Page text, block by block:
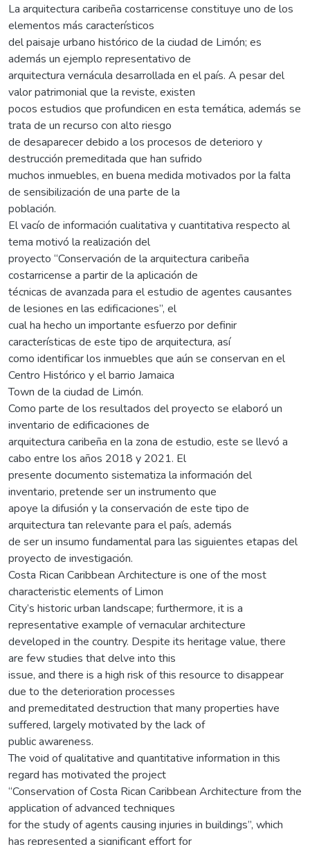
La arquitectura caribeña costarricense constituye uno de los
elementos más característicos
del paisaje urbano histórico de la ciudad de Limón; es
además un ejemplo representativo de
arquitectura vernácula desarrollada en el país. A pesar del
valor patrimonial que la reviste, existen
pocos estudios que profundicen en esta temática, además se
trata de un recurso con alto riesgo
de desaparecer debido a los procesos de deterioro y
destrucción premeditada que han sufrido
muchos inmuebles, en buena medida motivados por la falta
de sensibilización de una parte de la
población.
El vacío de información cualitativa y cuantitativa respecto al
tema motivó la realización del
proyecto “Conservación de la arquitectura caribeña
costarricense a partir de la aplicación de
técnicas de avanzada para el estudio de agentes causantes
de lesiones en las edificaciones”, el
cual ha hecho un importante esfuerzo por definir
características de este tipo de arquitectura, así
como identificar los inmuebles que aún se conservan en el
Centro Histórico y el barrio Jamaica
Town de la ciudad de Limón.
Como parte de los resultados del proyecto se elaboró un
inventario de edificaciones de
arquitectura caribeña en la zona de estudio, este se llevó a
cabo entre los años 2018 y 2021. El
presente documento sistematiza la información del
inventario, pretende ser un instrumento que
apoye la difusión y la conservación de este tipo de
arquitectura tan relevante para el país, además
de ser un insumo fundamental para las siguientes etapas del
proyecto de investigación.
Costa Rican Caribbean Architecture is one of the most
characteristic elements of Limon
City’s historic urban landscape; furthermore, it is a
representative example of vernacular architecture
developed in the country. Despite its heritage value, there
are few studies that delve into this
issue, and there is a high risk of this resource to disappear
due to the deterioration processes
and premeditated destruction that many properties have
suffered, largely motivated by the lack of
public awareness.
The void of qualitative and quantitative information in this
regard has motivated the project
“Conservation of Costa Rican Caribbean Architecture from the
application of advanced techniques
for the study of agents causing injuries in buildings”, which
has represented a significant effort for